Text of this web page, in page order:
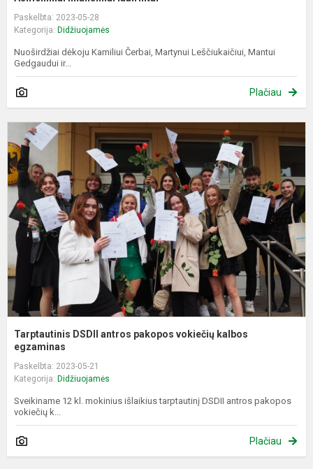
Paskelbta: 2023-05-28
Kategorija: Didžiuojamės
Nuoširdžiai dėkoju Kamiliui Čerbai, Martynui Leščiukaičiui, Mantui
Gedgaudui ir...
Plačiau
Tarptautinis DSDII antros pakopos vokiečių kalbos
egzaminas
Paskelbta: 2023-05-21
Kategorija: Didžiuojamės
Sveikiname 12 kl. mokinius išlaikius tarptautinį DSDII antros pakopos
vokiečių k...
Plačiau